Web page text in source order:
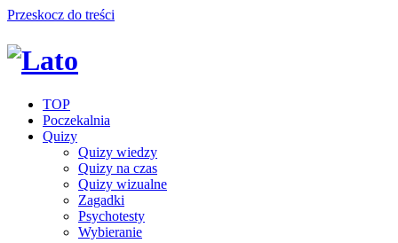
Przeskocz do treści
TOP
Poczekalnia
Quizy
Quizy wiedzy
Quizy na czas
Quizy wizualne
Zagadki
Psychotesty
Wybieranie